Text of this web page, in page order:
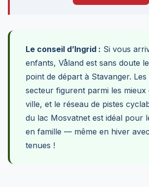
Le conseil d’Ingrid : Si vous
enfants, Våland est sans doute
point de départ à Stavanger.
secteur figurent parmi les mieux
ville, et le réseau de pistes
du lac Mosvatnet est idéal pour
en famille — même en hiver
tenues !